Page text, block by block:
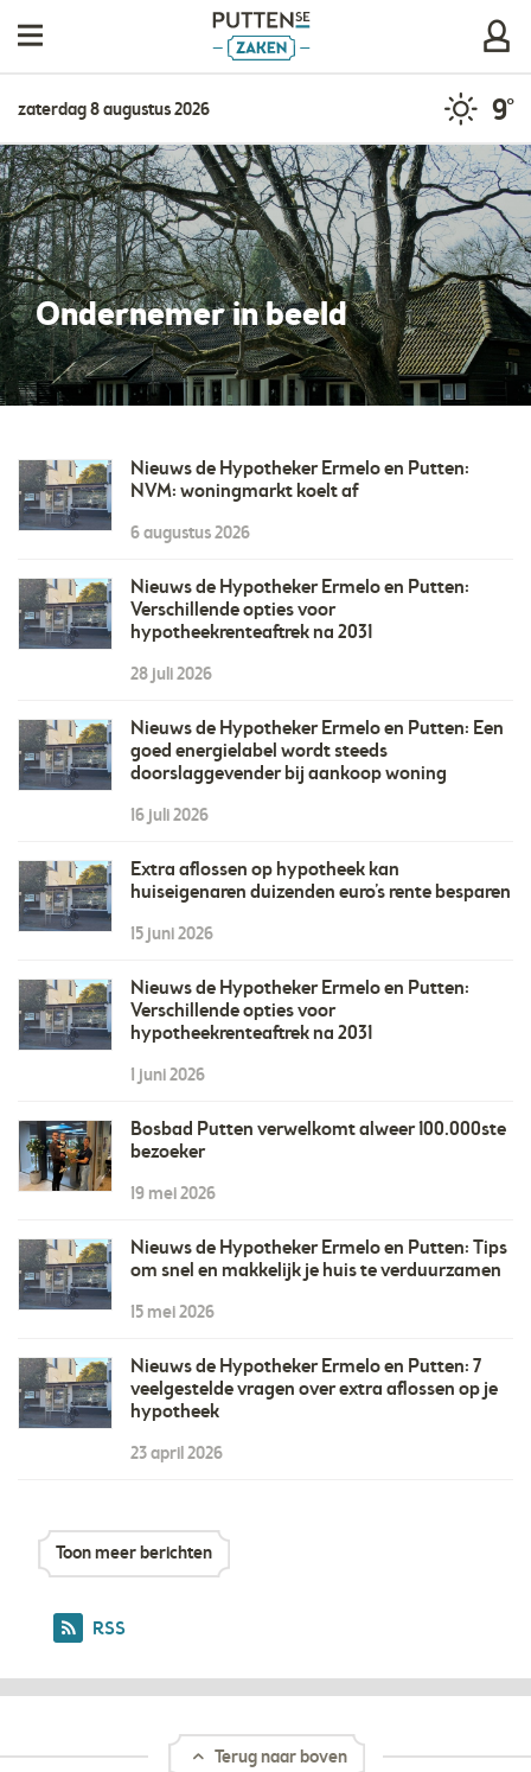
zaterdag 8 augustus 2026 9°
Ondernemer in beeld
Nieuws de Hypotheker Ermelo en Putten:
NVM: woningmarkt koelt af
6 augustus 2026
Nieuws de Hypotheker Ermelo en Putten:
Verschillende opties voor
hypotheekrenteaftrek na 2031
28 juli 2026
Nieuws de Hypotheker Ermelo en Putten: Een
goed energielabel wordt steeds
doorslaggevender bij aankoop woning
16 juli 2026
Extra aflossen op hypotheek kan
huiseigenaren duizenden euro’s rente besparen
15 juni 2026
Nieuws de Hypotheker Ermelo en Putten:
Verschillende opties voor
hypotheekrenteaftrek na 2031
1 juni 2026
Bosbad Putten verwelkomt alweer 100.000ste
bezoeker
19 mei 2026
Nieuws de Hypotheker Ermelo en Putten: Tips
om snel en makkelijk je huis te verduurzamen
15 mei 2026
Nieuws de Hypotheker Ermelo en Putten: 7
veelgestelde vragen over extra aflossen op je
hypotheek
23 april 2026
Toon meer berichten
RSS
Terug naar boven